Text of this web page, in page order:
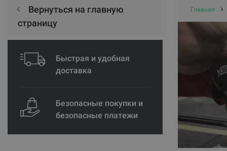
Вернуться на главную
страницу
Быстрая и удобная
доставка
Безопасные покупки и
безопасные платежи
Главная